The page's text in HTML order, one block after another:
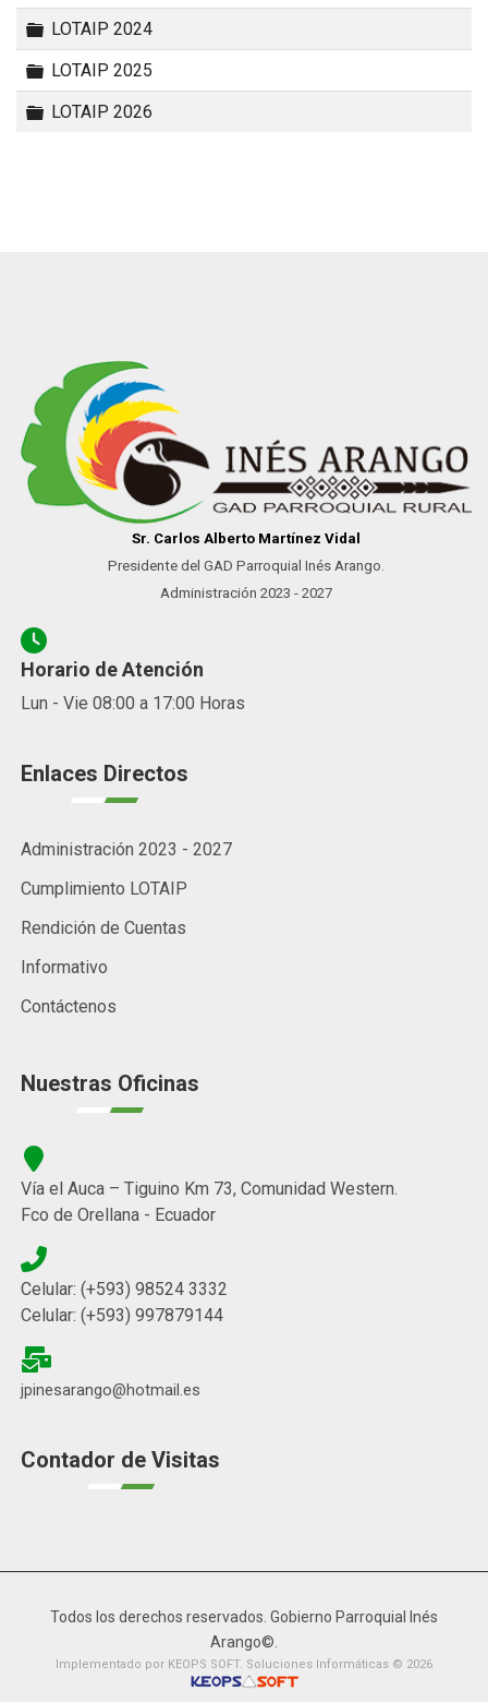
Carpeta
LOTAIP 2024
Carpeta
LOTAIP 2025
Carpeta
LOTAIP 2026
Sr. Carlos Alberto Martínez Vidal
Presidente del GAD Parroquial Inés Arango.
Administración 2023 - 2027
Horario de Atención
Lun - Vie 08:00 a 17:00 Horas
Enlaces Directos
Administración 2023 - 2027
Cumplimiento LOTAIP
Rendición de Cuentas
Informativo
Contáctenos
Nuestras Oficinas
Vía el Auca – Tiguino Km 73, Comunidad Western.
Fco de Orellana - Ecuador
Celular: (+593) 98524 3332
Celular: (+593) 997879144
jpinesarango@hotmail.es
Contador de Visitas
Todos los derechos reservados. Gobierno Parroquial Inés
Arango©.
Implementado por KEOPS SOFT. Soluciones Informáticas © 2026